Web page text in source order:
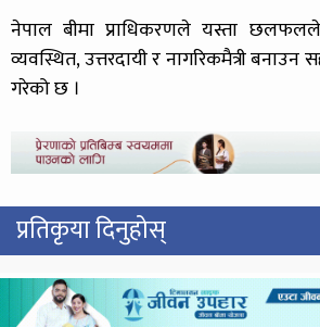
नेपाल बीमा प्राधिकरणले यस्ता
व्यवस्थित, उत्तरदायी र नागरिकमैत्री बनाउन
गरेको छ ।
प्रतिकृया दिनुहोस्